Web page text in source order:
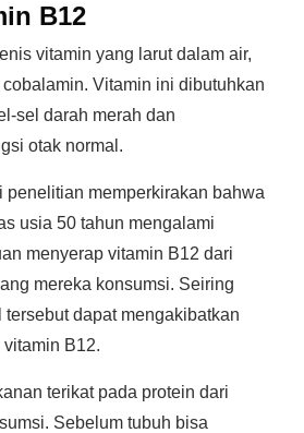
B12
vitamin yang larut dalam air,
Vitamin ini dibutuhkan
sel darah merah dan
otak normal.
penelitian memperkirakan bahwa
usia 50 tahun mengalami
menyerap vitamin B12 dari
mereka konsumsi. Seiring
dapat mengakibatkan
B12.
terikat pada protein dari
Sebelum tubuh bisa